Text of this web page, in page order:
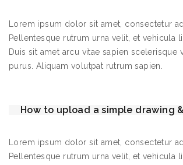
Lorem ipsum dolor sit amet, consectetur
Pellentesque rutrum urna velit, et vehicula
Duis sit amet arcu vitae sapien scelerisque
purus. Aliquam volutpat rutrum sapien.
How to upload a simple drawing
Lorem ipsum dolor sit amet, consectetur
Pellentesque rutrum urna velit, et vehicula